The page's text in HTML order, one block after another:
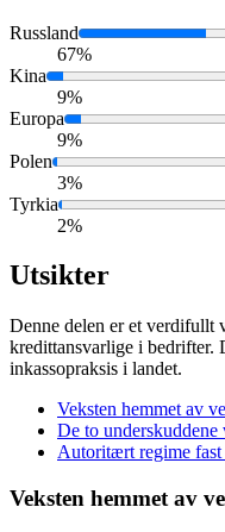
Russland
67%
Kina
9%
Europa
9%
Polen
3%
Tyrkia
2%
Utsikter
Denne delen er et verdifullt
kredittansvarlige i bedrifter.
inkassopraksis i landet.
Veksten hemmet av
De to
Autoritært regime
Veksten hemmet av